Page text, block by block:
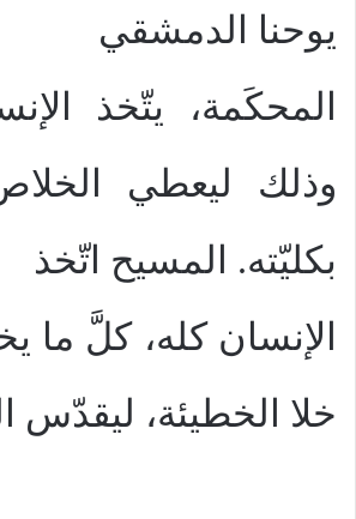
يوحنا الدمشقي
المحكَمة، يتّخذ
وذلك ليعطي
بكليّته. المسيح اتّخذ
الإنسان كله، كلَّ ما
خلا الخطيئة، ليقدّس